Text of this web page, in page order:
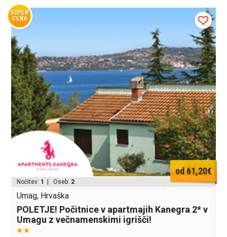
SUPER
CENA
od 61,20€
Nočitev: 1 | Oseb: 2
Umag, Hrvaška
POLETJE! Počitnice v apartmajih Kanegra 2* v
Umagu z večnamenskimi igrišči!